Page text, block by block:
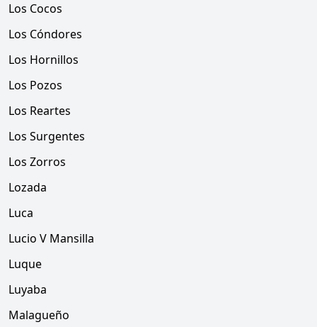
Los Cocos
Los Cóndores
Los Hornillos
Los Pozos
Los Reartes
Los Surgentes
Los Zorros
Lozada
Luca
Lucio V Mansilla
Luque
Luyaba
Malagueño